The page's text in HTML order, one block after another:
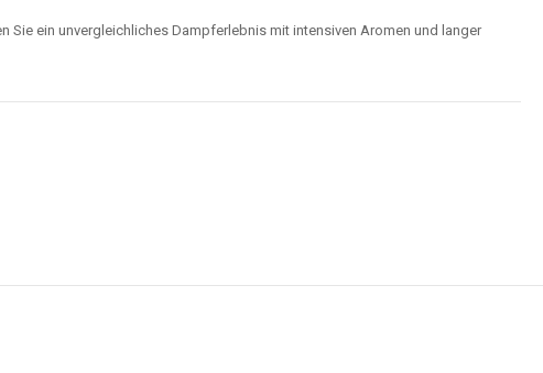
Sie ein unvergleichliches Dampferlebnis mit intensiven Aromen und langer